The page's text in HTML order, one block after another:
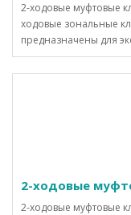
2-ходовые муфтовые
ходовые зональные
предназначены для
2-ходовые
2-ходовые муфтовые